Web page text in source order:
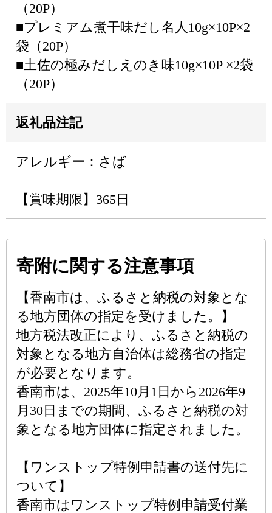
（20P）
■プレミアム煮干味だし名人10g×10P×2
袋（20P）
■土佐の極みだしえのき味10g×10P ×2袋
（20P）
返礼品注記
アレルギー：さば
【賞味期限】365日
寄附に関する注意事項
【香南市は、ふるさと納税の対象とな
る地方団体の指定を受けました。】
地方税法改正により、ふるさと納税の
対象となる地方自治体は総務省の指定
が必要となります。
香南市は、2025年10月1日から2026年9
月30日までの期間、ふるさと納税の対
象となる地方団体に指定されました。
【ワンストップ特例申請書の送付先に
ついて】
香南市はワンストップ特例申請受付業